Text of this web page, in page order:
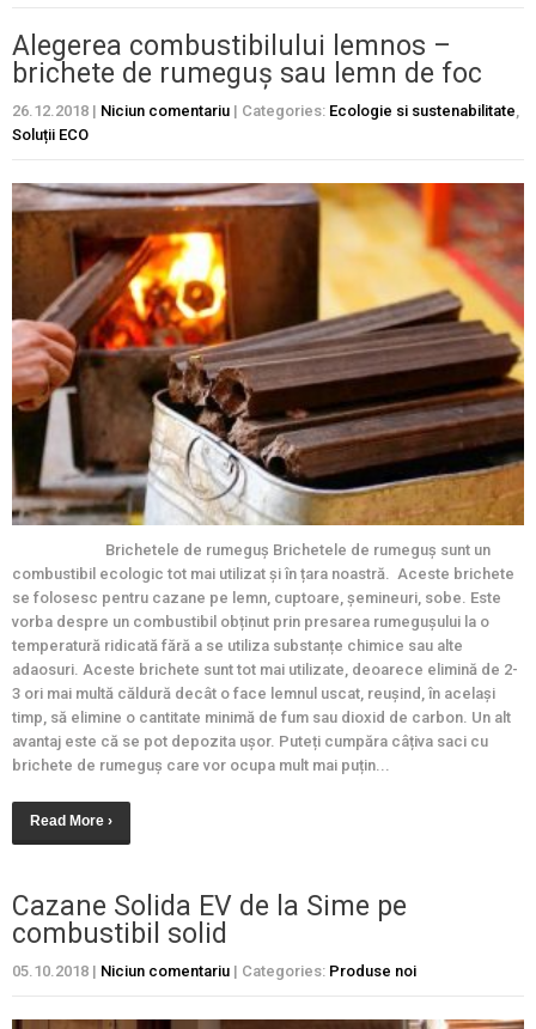
Alegerea combustibilului lemnos –
brichete de rumeguș sau lemn de foc
26.12.2018 | Niciun comentariu | Categories: Ecologie si sustenabilitate,
Soluții ECO
Brichetele de rumeguș Brichetele de rumeguș sunt un
combustibil ecologic tot mai utilizat și în țara noastră. Aceste brichete
se folosesc pentru cazane pe lemn, cuptoare, șemineuri, sobe. Este
vorba despre un combustibil obținut prin presarea rumegușului la o
temperatură ridicată fără a se utiliza substanțe chimice sau alte
adaosuri. Aceste brichete sunt tot mai utilizate, deoarece elimină de 2-
3 ori mai multă căldură decât o face lemnul uscat, reușind, în același
timp, să elimine o cantitate minimă de fum sau dioxid de carbon. Un alt
avantaj este că se pot depozita ușor. Puteți cumpăra câțiva saci cu
brichete de rumeguș care vor ocupa mult mai puțin...
Read More ›
Cazane Solida EV de la Sime pe
combustibil solid
05.10.2018 | Niciun comentariu | Categories: Produse noi